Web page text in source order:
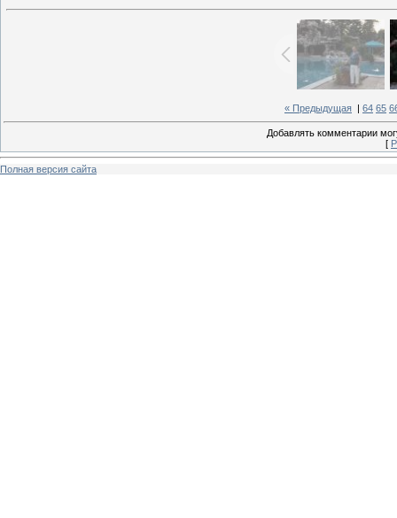
« Предыдущая 64 65
Добавлять комментарии
[
Полная версия сайта